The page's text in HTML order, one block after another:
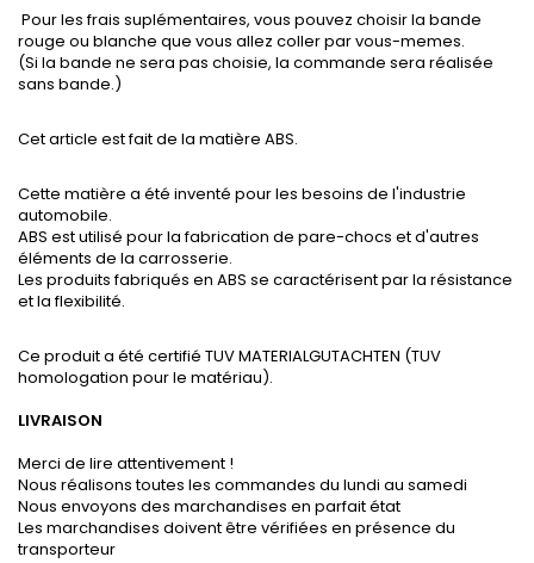
Pour les frais suplémentaires, vous pouvez choisir la bande
rouge ou blanche que vous allez coller par vous-memes.
(Si la bande ne sera pas choisie, la commande sera réalisée
sans bande.)
Cet article est fait de la matière ABS.
Cette matière a été inventé pour les besoins de l'industrie
automobile.
ABS est utilisé pour la fabrication de pare-chocs et d'autres
éléments de la carrosserie.
Les produits fabriqués en ABS se caractérisent par la résistance
et la flexibilité.
Ce produit a été certifié TUV MATERIALGUTACHTEN (TUV
homologation pour le matériau).
LIVRAISON
Merci de lire attentivement !
Nous réalisons toutes les commandes du lundi au samedi
Nous envoyons des marchandises en parfait état
Les marchandises doivent être vérifiées en présence du
transporteur